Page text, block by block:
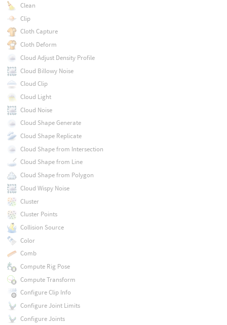
Clean
Clip
Cloth Capture
Cloth Deform
Cloud Adjust Density Profile
Cloud Billowy Noise
Cloud Clip
Cloud Light
Cloud Noise
Cloud Shape Generate
Cloud Shape Replicate
Cloud Shape from Intersection
Cloud Shape from Line
Cloud Shape from Polygon
Cloud Wispy Noise
Cluster
Cluster Points
Collision Source
Color
Comb
Compute Rig Pose
Compute Transform
Configure Clip Info
Configure Joint Limits
Configure Joints